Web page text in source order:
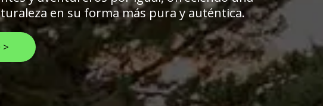
en su forma más pura y auténtica.
>